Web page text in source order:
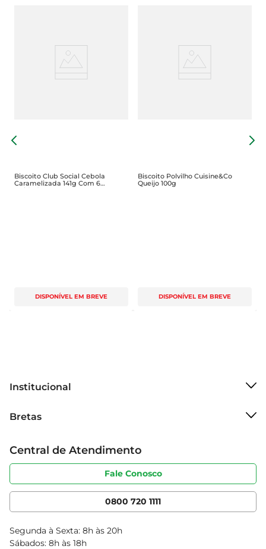
Biscoito Club Social Cebola
Caramelizada 141g Com 6
Unidades
DISPONÍVEL EM BREVE
Biscoito Polvilho Cuisine&Co
Queijo 100g
DISPONÍVEL EM BREVE
Institucional
Grupo Cencosud
Sobre privacidade
Portal do fornecedor
Cencosud Media
Bretas
Produtos Bretas
Código de ética
Serviços
Clube Bretas
Blog Bretas
Black Friday
Central de Atendimento
Fale Conosco
0800 720 1111
Segunda à Sexta: 8h às 20h
Sábados: 8h às 18h